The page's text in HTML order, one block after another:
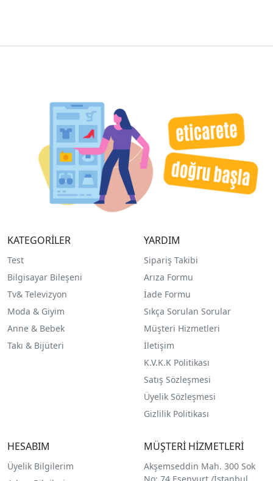
KATEGORİLER
Test
Bilgisayar Bileşeni
Tv& Televizyon
Moda & Giyim
Anne & Bebek
Takı & Bijüteri
YARDIM
Sipariş Takibi
Arıza Formu
İade Formu
Sıkça Sorulan Sorular
Müşteri Hizmetleri
İletişim
K.V.K.K Politikası
Satış Sözleşmesi
Üyelik Sözleşmesi
Gizlilik Politikası
HESABIM
Üyelik Bilgilerim
MÜŞTERİ HİZMETLERİ
Akşemseddin Mah. 300 Sok